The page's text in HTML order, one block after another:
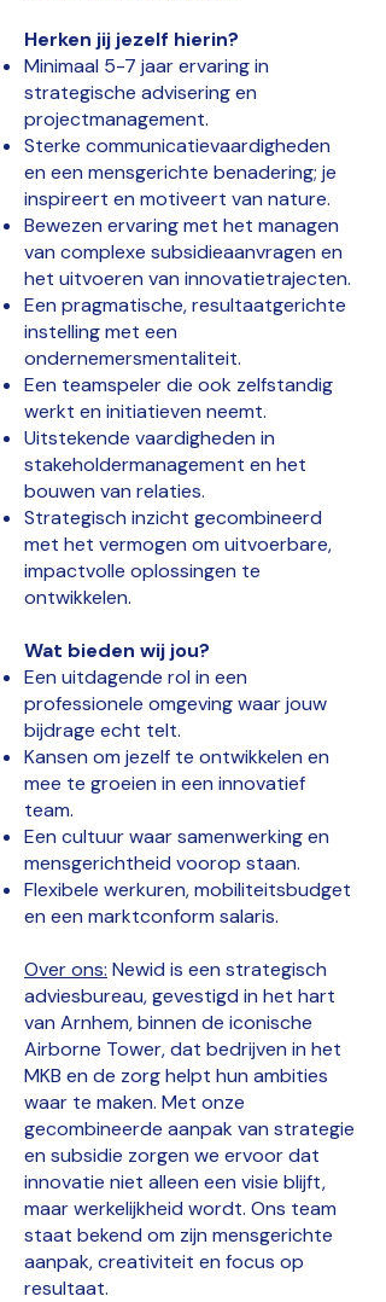
Herken jij jezelf hierin?
Minimaal 5-7 jaar ervaring in
strategische advisering en
projectmanagement.
Sterke communicatievaardigheden
en een mensgerichte benadering; je
inspireert en motiveert van nature.
Bewezen ervaring met het managen
van complexe subsidieaanvragen en
het uitvoeren van innovatietrajecten.
Een pragmatische, resultaatgerichte
instelling met een
ondernemersmentaliteit.
Een teamspeler die ook zelfstandig
werkt en initiatieven neemt.
Uitstekende vaardigheden in
stakeholdermanagement en het
bouwen van relaties.
Strategisch inzicht gecombineerd
met het vermogen om uitvoerbare,
impactvolle oplossingen te
ontwikkelen.
Wat bieden wij jou?
Een uitdagende rol in een
professionele omgeving waar jouw
bijdrage echt telt.
Kansen om jezelf te ontwikkelen en
mee te groeien in een innovatief
team.
Een cultuur waar samenwerking en
mensgerichtheid voorop staan.
Flexibele werkuren, mobiliteitsbudget
en een marktconform salaris.
Over ons: Newid is een strategisch
adviesbureau, gevestigd in het hart
van Arnhem, binnen de iconische
Airborne Tower, dat bedrijven in het
MKB en de zorg helpt hun ambities
waar te maken. Met onze
gecombineerde aanpak van strategie
en subsidie zorgen we ervoor dat
innovatie niet alleen een visie blijft,
maar werkelijkheid wordt. Ons team
staat bekend om zijn mensgerichte
aanpak, creativiteit en focus op
resultaat.